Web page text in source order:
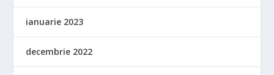
ianuarie 2023
decembrie 2022